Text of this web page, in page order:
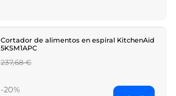
Cortador de alimentos en espiral KitchenAid
5KSM1APC
Regular
237,68 €
-20%